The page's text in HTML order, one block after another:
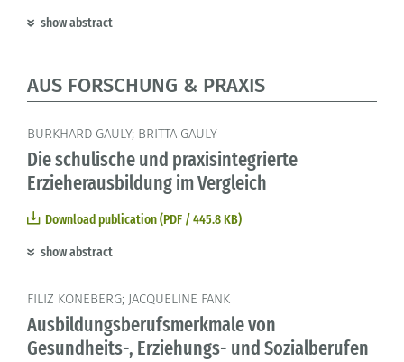
show abstract
AUS FORSCHUNG & PRAXIS
BURKHARD GAULY; BRITTA GAULY
Die schulische und praxisintegrierte
Erzieherausbildung im Vergleich
Download publication (PDF / 445.8 KB)
show abstract
FILIZ KONEBERG; JACQUELINE FANK
Ausbildungsberufsmerkmale von
Gesundheits-, Erziehungs- und Sozialberufen